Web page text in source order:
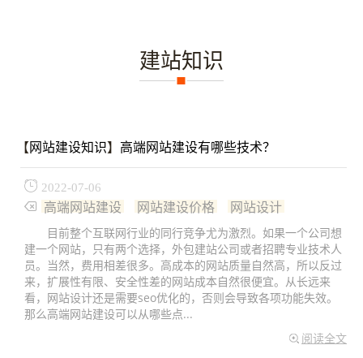
建站知识
【网站建设知识】 高端网站建设有哪些技术？
2022-07-06
高端网站建设 网站建设价格 网站设计
目前整个互联网行业的同行竞争尤为激烈。如果一个公司想
建一个网站，只有两个选择，外包建站公司或者招聘专业技术人
员。当然，费用相差很多。高成本的网站质量自然高，所以反过
来，扩展性有限、安全性差的网站成本自然很便宜。从长远来
看，网站设计还是需要seo优化的，否则会导致各项功能失效。
那么高端网站建设可以从哪些点...
阅读全文